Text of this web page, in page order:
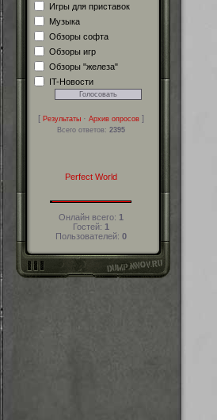
Игры для приставок
Музыка
Обзоры софта
Обзоры игр
Обзоры "железа"
IT-Новости
[ Результаты· Архив опросов]
Всего ответов: 2395
Perfect World
Онлайн всего: 1
Гостей: 1
Пользователей: 0